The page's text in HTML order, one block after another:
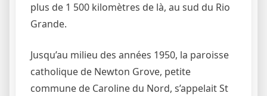
plus de 1 500 kilomètres de là, au sud du Rio
Grande.
Jusqu’au milieu des années 1950, la paroisse
catholique de Newton Grove, petite
commune de Caroline du Nord, s’appelait St